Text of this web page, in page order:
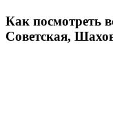
Как посмотреть
Советская,